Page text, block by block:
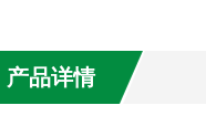
产品详情